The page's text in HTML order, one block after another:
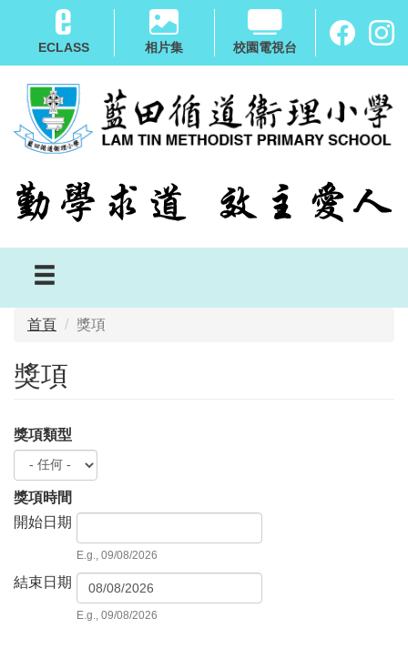
內
ECLASS 相片集 校園電視台
首頁 獎項
獎項
獎項類型
獎項時間
開始日期
a
tE.g., 09/08/2026
結束日期
a
tE.g., 09/08/2026